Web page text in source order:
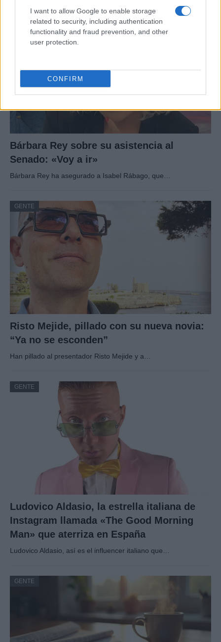
I want to allow Google to enable storage
related to security, including authentication
functionality and fraud prevention, and other
user protection.
CONFIRM
GENTE
Bárbara Rey sobre su asistencia al
Senado: «Voy a ir»
Bárbara Rey ha asegurado a Isabel Rábago, que…
GENTE
Risto Mejide, pillado con su nueva novia:
“Ya no se esconden”
Han pillado al presentador Risto Mejide y a…
GENTE
Ludovico Aldasio, la estrella italiana de
Instagram llamada «The Good Morning
Man» que aterriza en España
Ludovico Aldasio, así es el influencer italiano que…
GENTE